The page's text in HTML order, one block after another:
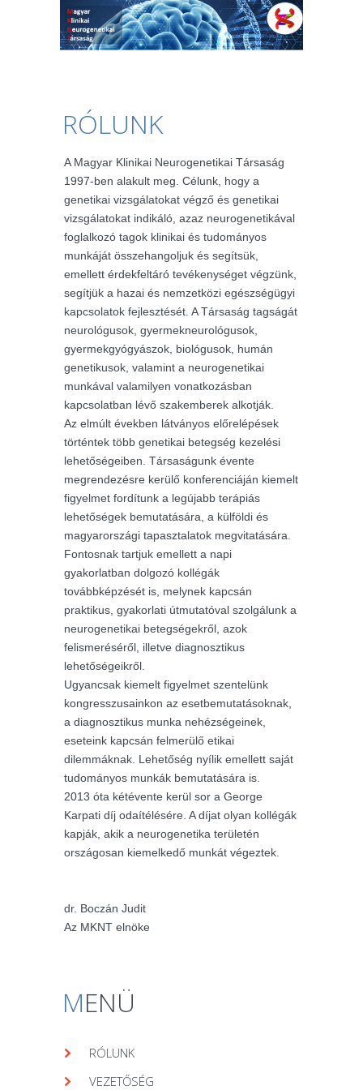
RÓLUNK
A Magyar Klinikai Neurogenetikai Társaság
1997-ben alakult meg. Célunk, hogy a
genetikai vizsgálatokat végző és genetikai
vizsgálatokat indikáló, azaz neurogenetikával
foglalkozó tagok klinikai és tudományos
munkáját összehangoljuk és segítsük,
emellett érdekfeltáró tevékenységet végzünk,
segítjük a hazai és nemzetközi egészségügyi
kapcsolatok fejlesztését. A Társaság tagságát
neurológusok, gyermekneurológusok,
gyermekgyógyászok, biológusok, humán
genetikusok, valamint a neurogenetikai
munkával valamilyen vonatkozásban
kapcsolatban lévő szakemberek alkotják.
Az elmúlt években látványos előrelépések
történtek több genetikai betegség kezelési
lehetőségeiben. Társaságunk évente
megrendezésre kerülő konferenciáján kiemelt
figyelmet fordítunk a legújabb terápiás
lehetőségek bemutatására, a külföldi és
magyarországi tapasztalatok megvitatására.
Fontosnak tartjuk emellett a napi
gyakorlatban dolgozó kollégák
továbbképzését is, melynek kapcsán
praktikus, gyakorlati útmutatóval szolgálunk a
neurogenetikai betegségekről, azok
felismeréséről, illetve diagnosztikus
lehetőségeikről.
Ugyancsak kiemelt figyelmet szentelünk
kongresszusainkon az esetbemutatásoknak,
a diagnosztikus munka nehézségeinek,
eseteink kapcsán felmerülő etikai
dilemmáknak. Lehetőség nyílik emellett saját
tudományos munkák bemutatására is.
2013 óta kétévente kerül sor a George
Karpati díj odaítélésére. A díjat olyan kollégák
kapják, akik a neurogenetika területén
országosan kiemelkedő munkát végeztek.
dr. Boczán Judit
Az MKNT elnöke
MENÜ
RÓLUNK
VEZETŐSÉG